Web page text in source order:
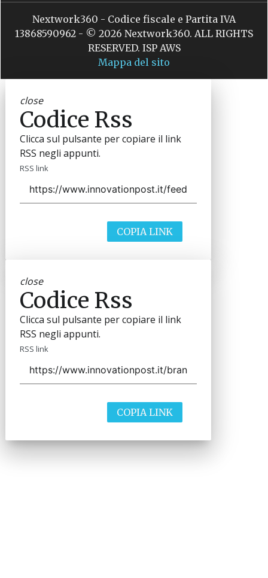
Nextwork360 - Codice fiscale e Partita IVA
13868590962 - © 2026 Nextwork360. ALL RIGHTS
RESERVED. ISP AWS
Mappa del sito
close
Codice Rss
Clicca sul pulsante per copiare il link
RSS negli appunti.
RSS link
COPIA LINK
close
Codice Rss
Clicca sul pulsante per copiare il link
RSS negli appunti.
RSS link
COPIA LINK